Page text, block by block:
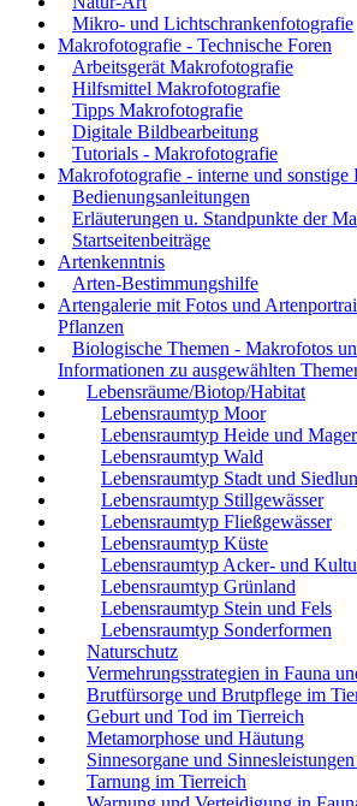
Mikro- und Lichtschrankenfotografie
Makrofotografie - Technische Foren
Arbeitsgerät Makrofotografie
Hilfsmittel Makrofotografie
Tipps Makrofotografie
Digitale Bildbearbeitung
Tutorials - Makrofotografie
Makrofotografie - interne und sonstige
Bedienungsanleitungen
Erläuterungen u. Standpunkte der
Startseitenbeiträge
Artenkenntnis
Arten-Bestimmungshilfe
Artengalerie mit Fotos und
Pflanzen
Biologische Themen - Makrofotos
Informationen zu ausgewählten
Lebensräume/Biotop/Habitat
Lebensraumtyp Moor
Lebensraumtyp Heide und
Lebensraumtyp Wald
Lebensraumtyp Stadt und
Lebensraumtyp Stillgewässer
Lebensraumtyp Fließgewässer
Lebensraumtyp Küste
Lebensraumtyp Acker- und
Lebensraumtyp Grünland
Lebensraumtyp Stein und Fels
Lebensraumtyp Sonderformen
Naturschutz
Vermehrungsstrategien in Fauna
Brutfürsorge und Brutpflege im
Geburt und Tod im Tierreich
Metamorphose und Häutung
Sinnesorgane und
Tarnung im Tierreich